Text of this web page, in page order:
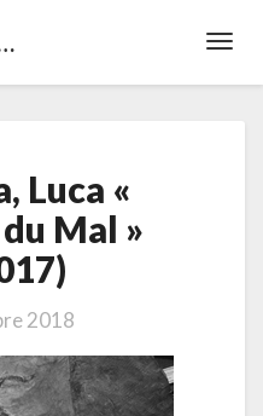
Luca «
du Mal »
2018